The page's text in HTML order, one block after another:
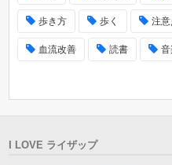
歩き方 歩く 注意
血流改善 読書 音
I LOVE ライザップ